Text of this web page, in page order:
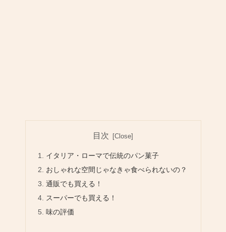
目次
イタリア・ローマで伝統のパン菓子
おしゃれな空間じゃなきゃ食べられないの？
通販でも買える！
スーパーでも買える！
味の評価